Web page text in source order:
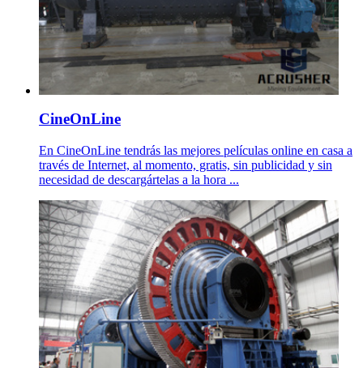
CineOnLine
En CineOnLine tendrás las mejores películas online en casa a
través de Internet, al momento, gratis, sin publicidad y sin
necesidad de descargártelas a la hora ...